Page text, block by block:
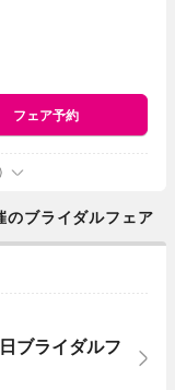
フェア予約
ブライダルフェア
ブライダルフ